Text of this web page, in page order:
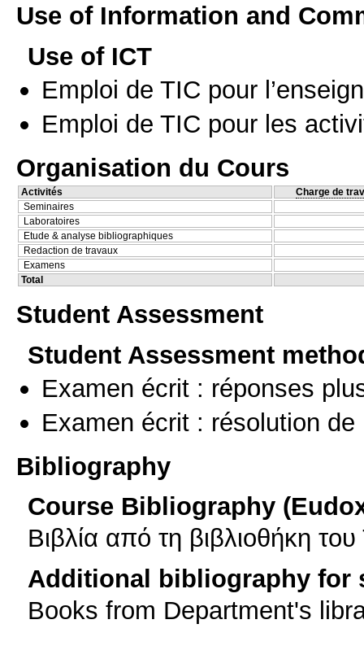
Use of Information and
Use of ICT
Emploi de TIC pour
Emploi de TIC pour les
Organisation du Cours
Activités
Charge de
Seminaires
Laboratoires
Etude & analyse bibliographiques
Redaction de travaux
Examens
Total
Student Assessment
Student Assessment
Examen écrit : réponses
Examen écrit : résolution de
Bibliography
Course Bibliography
Βιβλία από τη βιβλιοθήκη
Additional bibliography for
Books from Department's